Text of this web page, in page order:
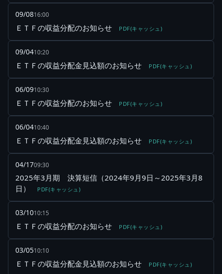
09/0816:00
ＥＴＦの収益分配のお知らせ PDF(キャッシュ)
09/0410:20
ＥＴＦの収益分配金見込額のお知らせ PDF(キャッシュ)
06/0910:30
ＥＴＦの収益分配のお知らせ PDF(キャッシュ)
06/0410:40
ＥＴＦの収益分配金見込額のお知らせ PDF(キャッシュ)
04/1709:30
2025年3月期 決算短信（2024年9月9日～2025年3月8
日）
PDF(キャッシュ)
03/1010:15
ＥＴＦの収益分配のお知らせ PDF(キャッシュ)
03/0510:10
ＥＴＦの収益分配金見込額のお知らせ PDF(キャッシュ)